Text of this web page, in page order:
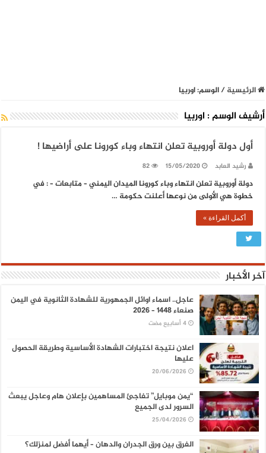
الرئيسية/الوسم:اوربيا
أرشيف الوسم : اوربيا
أول دولة أوروبية تعلن انتهاء وباء كورونا على أراضيها !
رشيد العابد 15/05/2020
82
دولة أوروبية تعلن انتهاء وباء كورونا الميدان اليمني – متابعات – : في
خطوة هي الأولى من نوعها أعلنت حكومة …
أكمل القراءة »
آخر الأخبار
عاجل.. اسماء اوائل الجمهورية للشهادة الثانوية في اليمن
صنعاء 1448 – 2026
اعلان نتيجة اختبارات الشهادة الأساسية وطريقة الحصول
عليها
20/06/2026
“يمن موبايل” تفاجئ المساهمين بإعلان هام وعاجل يبعث
السرور لدى الجميع
25/04/2026
الفرق بين ورق الجدران والدهان – أيهما أفضل لمنزلك؟